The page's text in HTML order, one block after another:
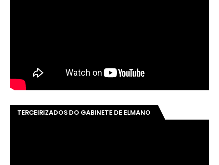
TERCEIRIZADOS DO GABINETE DE ELMANO